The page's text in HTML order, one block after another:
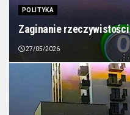
POLITYKA
Zaginanie rzeczywistości
27/05/2026